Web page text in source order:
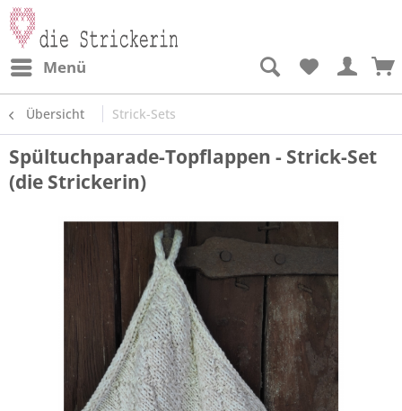
Menü
Übersicht Strick-Sets
Spültuchparade-Topflappen - Strick-Set
(die Strickerin)